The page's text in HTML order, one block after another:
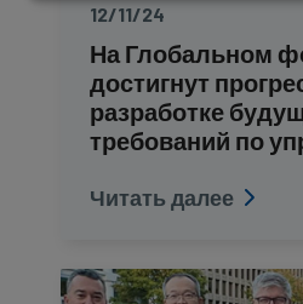
12/11/24
На Глобальном
достигнут
разработке
требований по
Читать далее
data
and
cookies